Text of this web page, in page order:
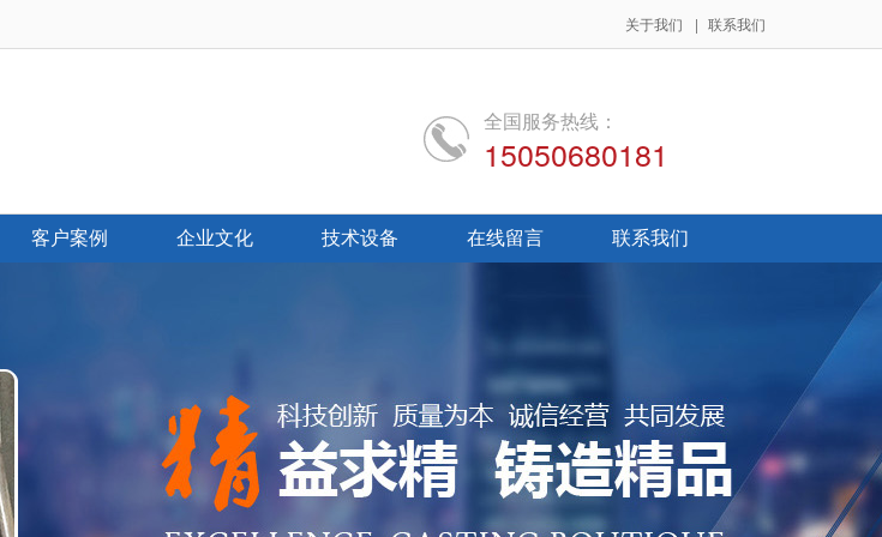
关于我们 | 联系我们
全国服务热线：
15050680181
客户案例 企业文化 技术设备 在线留言 联系我们